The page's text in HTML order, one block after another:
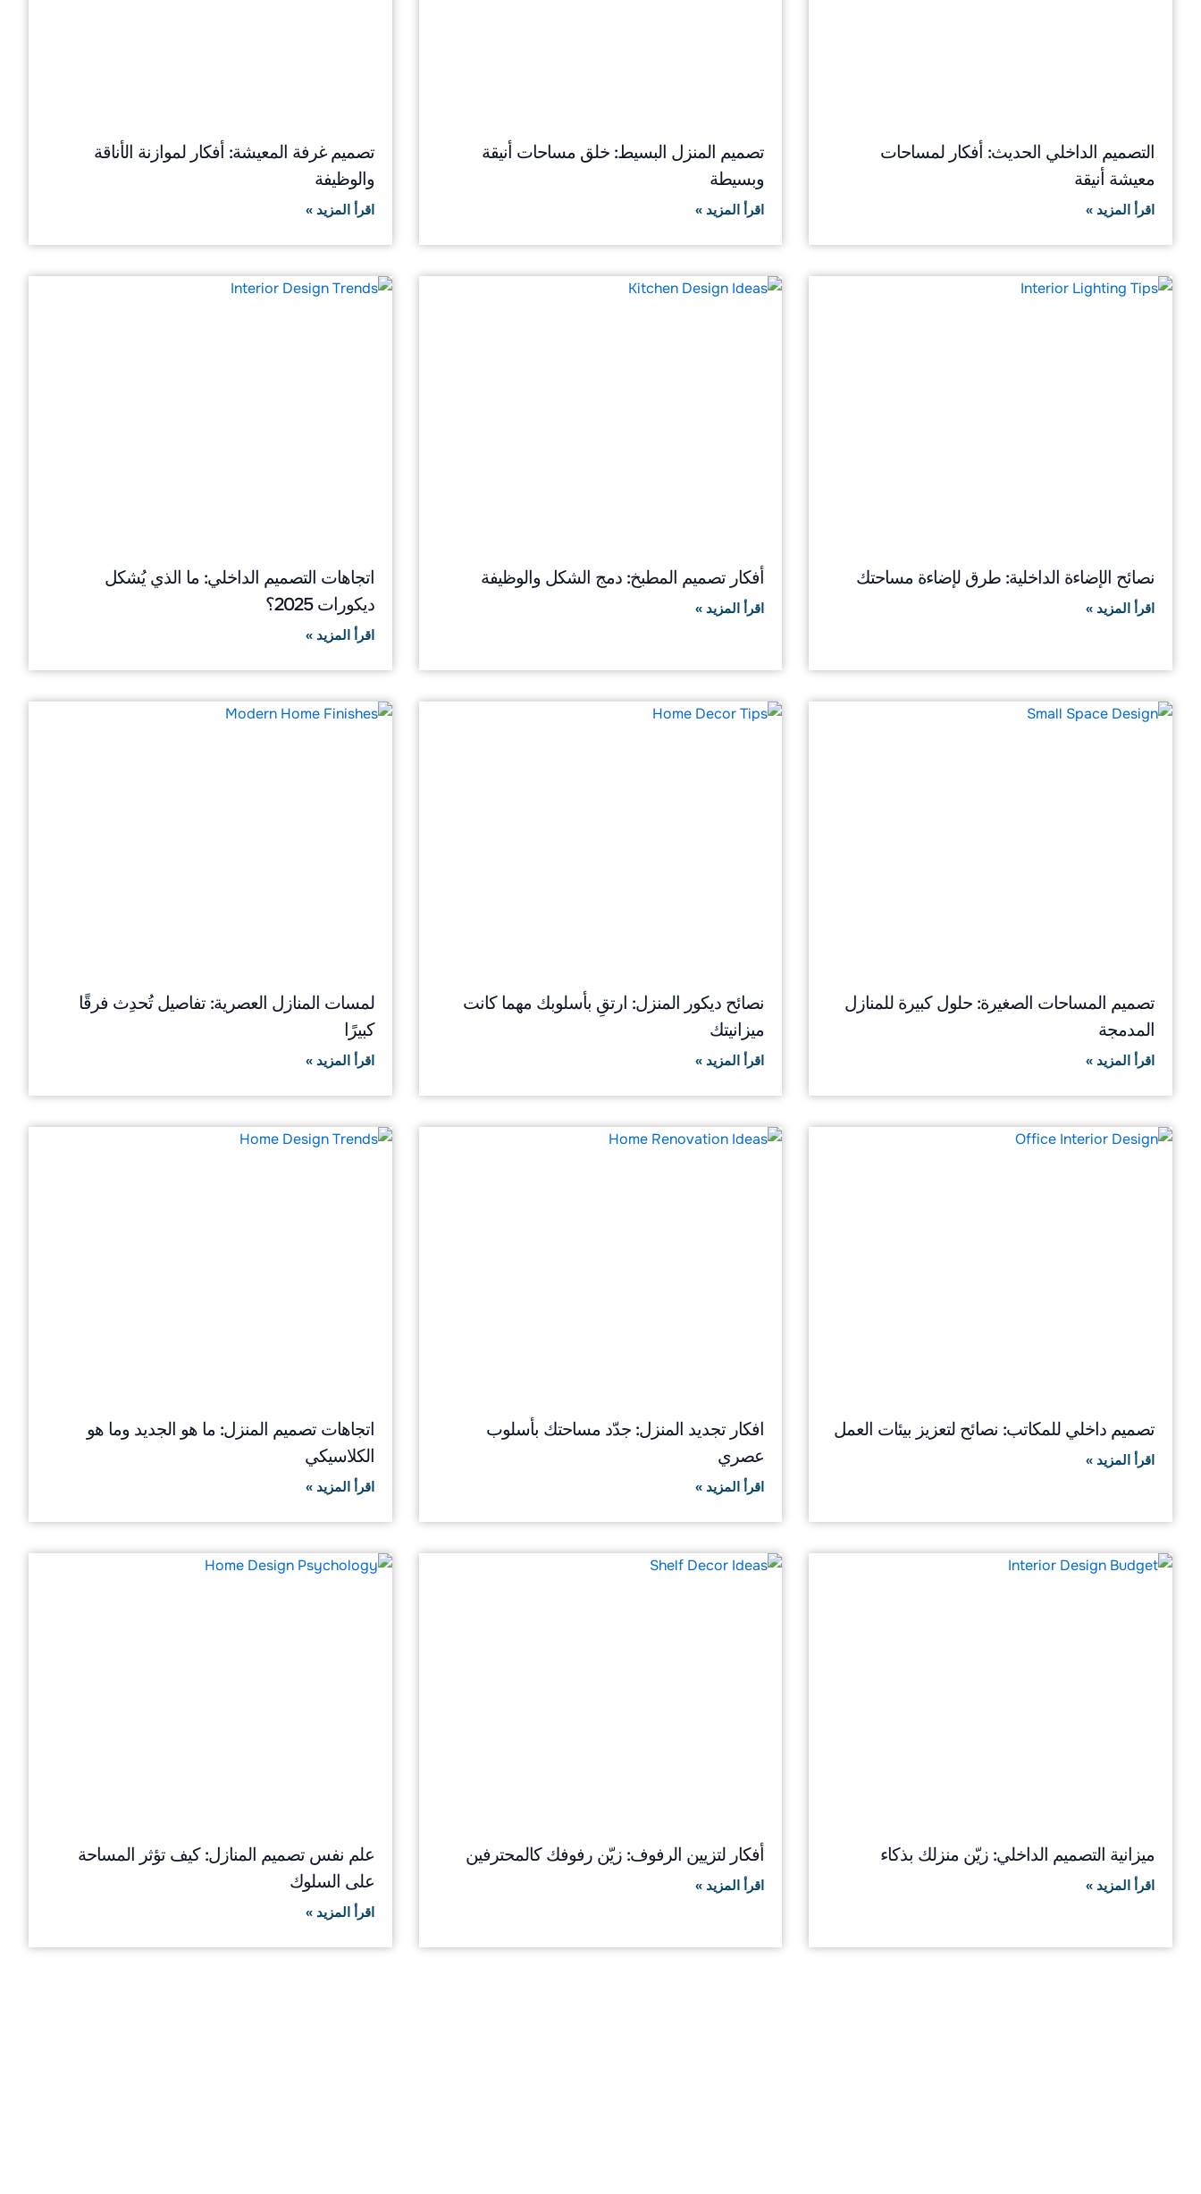
التصميم الداخلي الحديث: أفكار لمساحات
معيشة أنيقة
اقرأ المزيد »
تصميم المنزل البسيط: خلق مساحات أنيقة
وبسيطة
اقرأ المزيد »
تصميم غرفة المعيشة: أفكار لموازنة الأناقة
والوظيفة
اقرأ المزيد »
نصائح الإضاءة الداخلية: طرق لإضاءة مساحتك
اقرأ المزيد »
أفكار تصميم المطبخ: دمج الشكل والوظيفة
اقرأ المزيد »
اتجاهات التصميم الداخلي: ما الذي يُشكل
ديكورات 2025؟
اقرأ المزيد »
تصميم المساحات الصغيرة: حلول كبيرة للمنازل
المدمجة
اقرأ المزيد »
نصائح ديكور المنزل: ارتقِ بأسلوبك مهما كانت
ميزانيتك
اقرأ المزيد »
لمسات المنازل العصرية: تفاصيل تُحدِث فرقًا
كبيرًا
اقرأ المزيد »
تصميم داخلي للمكاتب: نصائح لتعزيز بيئات العمل
اقرأ المزيد »
افكار تجديد المنزل: جدّد مساحتك بأسلوب
عصري
اقرأ المزيد »
اتجاهات تصميم المنزل: ما هو الجديد وما هو
الكلاسيكي
اقرأ المزيد »
ميزانية التصميم الداخلي: زيّن منزلك بذكاء
اقرأ المزيد »
أفكار لتزيين الرفوف: زيّن رفوفك كالمحترفين
اقرأ المزيد »
علم نفس تصميم المنازل: كيف تؤثر المساحة
على السلوك
اقرأ المزيد »